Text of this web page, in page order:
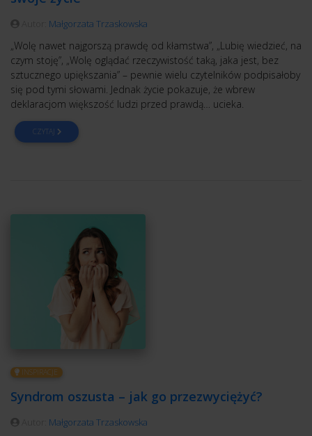
Małgorzata Trzaskowska
„Wolę nawet najgorszą prawdę od kłamstwa”, „Lubię wiedzieć, na
czym stoję”, „Wolę oglądać rzeczywistość taką, jaka jest, bez
sztucznego upiększania” – pewnie wielu czytelników podpisałoby
się pod tymi słowami. Jednak życie pokazuje, że wbrew
deklaracjom większość ludzi przed prawdą… ucieka.
CZYTAJ
INSPIRACJE
Syndrom oszusta – jak go przezwyciężyć?
Małgorzata Trzaskowska